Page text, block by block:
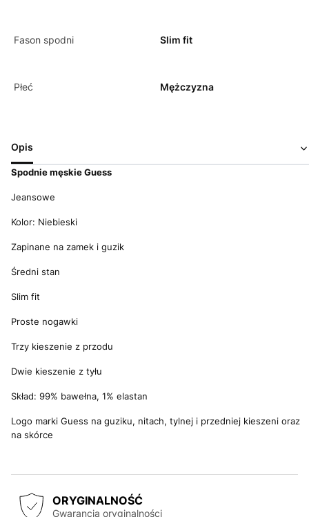
Fason spodni Slim fit
Płeć Mężczyzna
Opis
Spodnie męskie Guess
Jeansowe
Kolor: Niebieski
Zapinane na zamek i guzik
Średni stan
Slim fit
Proste nogawki
Trzy kieszenie z przodu
Dwie kieszenie z tyłu
Skład: 99% bawełna, 1% elastan
Logo marki Guess na guziku, nitach, tylnej i przedniej kieszeni oraz
na skórce
ORYGINALNOŚĆ
Gwarancja oryginalności